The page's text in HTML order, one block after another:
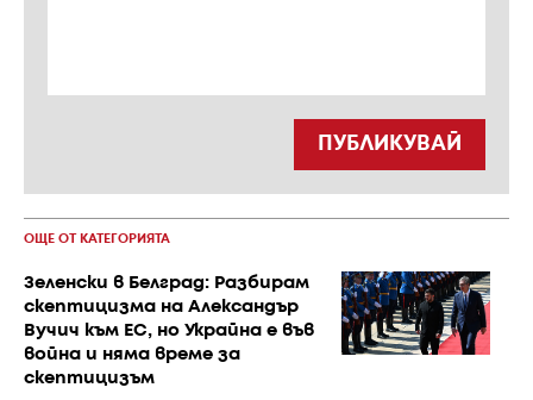
ПУБЛИКУВАЙ
ОЩЕ ОТ КАТЕГОРИЯТА
Зеленски в Белград: Разбирам
скептицизма на Александър
Вучич към ЕС, но Украйна е във
война и няма време за
скептицизъм